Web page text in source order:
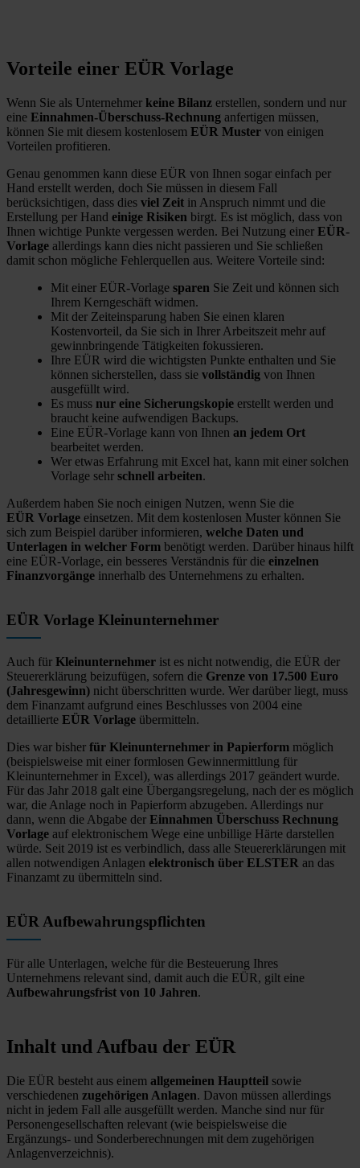
Vorteile einer EÜR Vorlage
Wenn Sie als Unternehmer keine Bilanz erstellen, sondern und nur
eine Einnahmen-Überschuss-Rechnung anfertigen müssen,
können Sie mit diesem kostenlosem EÜR Muster von einigen
Vorteilen profitieren.
Genau genommen kann diese EÜR von Ihnen sogar einfach per
Hand erstellt werden, doch Sie müssen in diesem Fall
berücksichtigen, dass dies viel Zeit in Anspruch nimmt und die
Erstellung per Hand einige Risiken birgt. Es ist möglich, dass von
Ihnen wichtige Punkte vergessen werden. Bei Nutzung einer EÜR-
Vorlage allerdings kann dies nicht passieren und Sie schließen
damit schon mögliche Fehlerquellen aus. Weitere Vorteile sind:
Mit einer EÜR-Vorlage sparen Sie Zeit und können sich
Ihrem Kerngeschäft widmen.
Mit der Zeiteinsparung haben Sie einen klaren
Kostenvorteil, da Sie sich in Ihrer Arbeitszeit mehr auf
gewinnbringende Tätigkeiten fokussieren.
Ihre EÜR wird die wichtigsten Punkte enthalten und Sie
können sicherstellen, dass sie vollständig von Ihnen
ausgefüllt wird.
Es muss nur eine Sicherungskopie erstellt werden und
braucht keine aufwendigen Backups.
Eine EÜR-Vorlage kann von Ihnen an jedem Ort
bearbeitet werden.
Wer etwas Erfahrung mit Excel hat, kann mit einer solchen
Vorlage sehr schnell arbeiten.
Außerdem haben Sie noch einigen Nutzen, wenn Sie die
EÜR Vorlage einsetzen. Mit dem kostenlosen Muster können Sie
sich zum Beispiel darüber informieren, welche Daten und
Unterlagen in welcher Form benötigt werden. Darüber hinaus hilft
eine EÜR-Vorlage, ein besseres Verständnis für die einzelnen
Finanzvorgänge innerhalb des Unternehmens zu erhalten.
EÜR Vorlage Kleinunternehmer
Auch für Kleinunternehmer ist es nicht notwendig, die EÜR der
Steuererklärung beizufügen, sofern die Grenze von 17.500 Euro
(Jahresgewinn) nicht überschritten wurde. Wer darüber liegt, muss
dem Finanzamt aufgrund eines Beschlusses von 2004 eine
detaillierte EÜR Vorlage übermitteln.
Dies war bisher für Kleinunternehmer in Papierform möglich
(beispielsweise mit einer formlosen Gewinnermittlung für
Kleinunternehmer in Excel), was allerdings 2017 geändert wurde.
Für das Jahr 2018 galt eine Übergangsregelung, nach der es möglich
war, die Anlage noch in Papierform abzugeben. Allerdings nur
dann, wenn die Abgabe der Einnahmen Überschuss Rechnung
Vorlage auf elektronischem Wege eine unbillige Härte darstellen
würde. Seit 2019 ist es verbindlich, dass alle Steuererklärungen mit
allen notwendigen Anlagen elektronisch über ELSTER an das
Finanzamt zu übermitteln sind.
EÜR Aufbewahrungspflichten
Für alle Unterlagen, welche für die Besteuerung Ihres
Unternehmens relevant sind, damit auch die EÜR, gilt eine
Aufbewahrungsfrist von 10 Jahren.
Inhalt und Aufbau der EÜR
Die EÜR besteht aus einem allgemeinen Hauptteil sowie
verschiedenen zugehörigen Anlagen. Davon müssen allerdings
nicht in jedem Fall alle ausgefüllt werden. Manche sind nur für
Personengesellschaften relevant (wie beispielsweise die
Ergänzungs- und Sonderberechnungen mit dem zugehörigen
Anlagenverzeichnis).